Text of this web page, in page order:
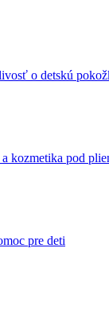
o detskú
kozmetika pod
pre deti